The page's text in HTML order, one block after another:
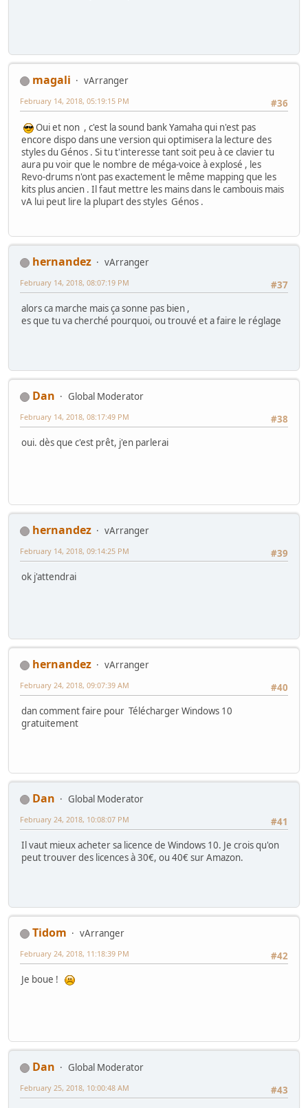
magali
vArranger
#36
February 14, 2018, 05:19:15 PM
Oui et non , c'est la sound bank Yamaha qui n'est pas
encore dispo dans une version qui optimisera la lecture des
styles du Génos . Si tu t'interesse tant soit peu à ce clavier tu
aura pu voir que le nombre de méga-voice à explosé , les
Revo-drums n'ont pas exactement le même mapping que les
kits plus ancien . Il faut mettre les mains dans le cambouis mais
vA lui peut lire la plupart des styles Génos .
hernandez
vArranger
#37
February 14, 2018, 08:07:19 PM
alors ca marche mais ça sonne pas bien ,
es que tu va cherché pourquoi, ou trouvé et a faire le réglage
Dan
Global Moderator
#38
February 14, 2018, 08:17:49 PM
oui. dès que c'est prêt, j'en parlerai
hernandez
vArranger
#39
February 14, 2018, 09:14:25 PM
ok j'attendrai
hernandez
vArranger
#40
February 24, 2018, 09:07:39 AM
dan comment faire pour Télécharger Windows 10
gratuitement
Dan
Global Moderator
#41
February 24, 2018, 10:08:07 PM
Il vaut mieux acheter sa licence de Windows 10. Je crois qu'on
peut trouver des licences à 30€, ou 40€ sur Amazon.
Tidom
vArranger
#42
February 24, 2018, 11:18:39 PM
Je boue !
Dan
Global Moderator
#43
February 25, 2018, 10:00:48 AM